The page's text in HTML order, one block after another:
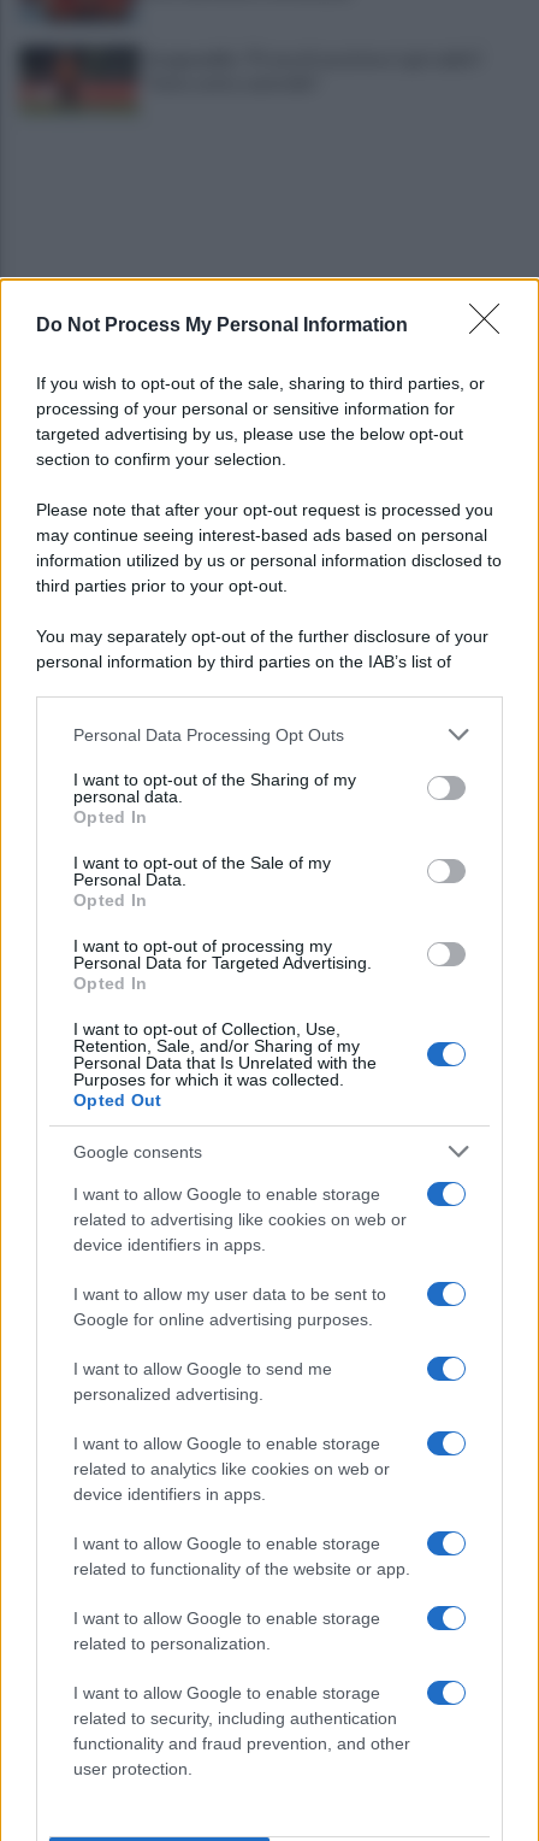
Do Not Process My Personal Information
If you wish to opt-out of the sale, sharing to third parties, or
processing of your personal or sensitive information for
targeted advertising by us, please use the below opt-out
section to confirm your selection.
Please note that after your opt-out request is processed you
may continue seeing interest-based ads based on personal
information utilized by us or personal information disclosed to
third parties prior to your opt-out.
You may separately opt-out of the further disclosure of your
personal information by third parties on the IAB’s list of
This information may also be disclosed by us to third parties
disclose it to other third parties.
Please note that this website/app uses one or more Google
services and may gather and store information including but
not limited to your visit or usage behaviour. You may click to
grant or deny consent to Google and its third-party tags to
consent section.
Personal Data Processing Opt Outs
I want to opt-out of the Sharing of my
personal data.
Opted In
I want to opt-out of the Sale of my
Personal Data.
Opted In
I want to opt-out of processing my
Personal Data for Targeted Advertising.
Opted In
I want to opt-out of Collection, Use,
Retention, Sale, and/or Sharing of my
Personal Data that Is Unrelated with the
Purposes for which it was collected.
Opted Out
Google consents
I want to allow Google to enable storage
related to advertising like cookies on web or
device identifiers in apps.
I want to allow my user data to be sent to
Google for online advertising purposes.
I want to allow Google to send me
personalized advertising.
I want to allow Google to enable storage
related to analytics like cookies on web or
device identifiers in apps.
I want to allow Google to enable storage
related to functionality of the website or app.
I want to allow Google to enable storage
related to personalization.
I want to allow Google to enable storage
related to security, including authentication
functionality and fraud prevention, and other
user protection.
Benevento, Salvemini: "Una rimonta da squadra
Floro Flores soddisfatto a metà e punta la
Fiorentina: "Ci dirà cosa siamo"
CHI SIAMO CONTATTI PUBBLICITÀ LAVORA CON NOI
OTTO CHANNEL
Iscritto al Registro degli Operatori di Comunicazione n. 37512